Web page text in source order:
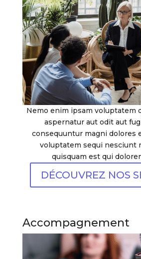
Nemo enim ipsam voluptatem
aspernatur aut odit aut
consequuntur magni dolores
voluptatem sequi nesciunt
quisquam est qui
DÉCOUVREZ NOS
Accompagnement